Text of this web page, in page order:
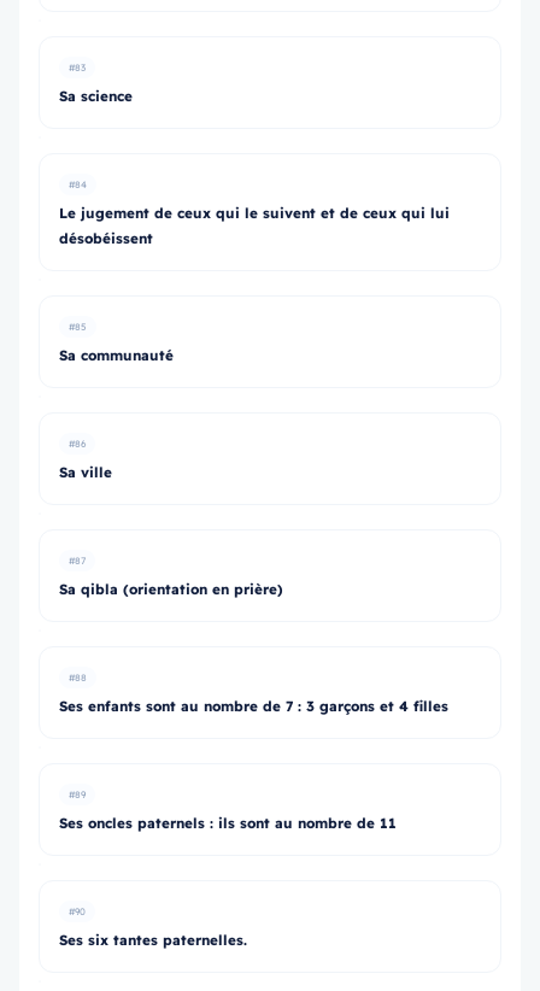
#83
Sa science
#84
Le jugement de ceux qui le suivent et de ceux qui lui
désobéissent
#85
Sa communauté
#86
Sa ville
#87
Sa qibla (orientation en prière)
#88
Ses enfants sont au nombre de 7 : 3 garçons et 4 filles
#89
Ses oncles paternels : ils sont au nombre de 11
#90
Ses six tantes paternelles.